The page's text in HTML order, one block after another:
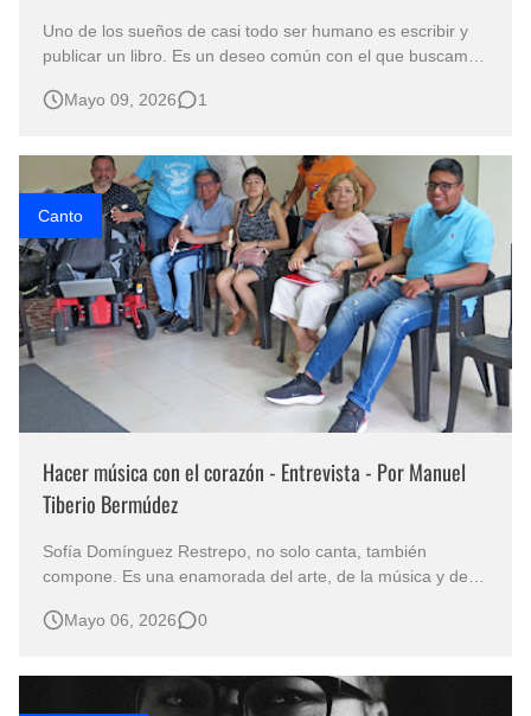
Uno de los sueños de casi todo ser humano es escribir y
publicar un libro. Es un deseo común con el que buscamos
nuestro legado para enfrentar la finitud de nuestra
del públ…
Mayo 09, 2026 1
Canto
Hacer música con el corazón - Entrevista - Por Manuel
Tiberio Bermúdez
Sofía Domínguez Restrepo, no solo canta, también
compone. Es una enamorada del arte, de la música y de la
enseñando, compartiendo música, haciendo lo que más le
Universidad del Valle y …
Mayo 06, 2026 0